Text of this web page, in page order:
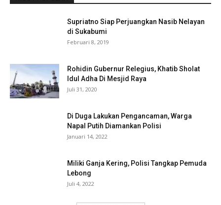
Supriatno Siap Perjuangkan Nasib Nelayan
di Sukabumi
Februari 8, 2019
Rohidin Gubernur Relegius, Khatib Sholat
Idul Adha Di Mesjid Raya
Juli 31, 2020
Di Duga Lakukan Pengancaman, Warga
Napal Putih Diamankan Polisi
Januari 14, 2022
Miliki Ganja Kering, Polisi Tangkap Pemuda
Lebong
Juli 4, 2022